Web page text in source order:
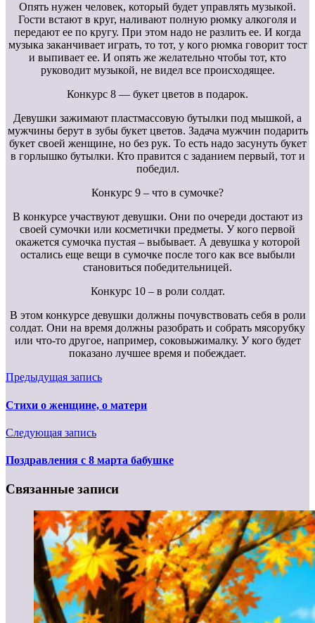
Опять нужен человек, который будет управлять музыкой.
Гости встают в круг, наливают полную рюмку алкоголя и
передают ее по кругу. При этом надо не разлить ее. И когда
музыка заканчивает играть, то тот, у кого рюмка говорит тост
и выпивает ее. И опять же желательно чтобы тот, кто
руководит музыкой, не видел все происходящее.
Конкурс 8 — букет цветов в подарок.
Девушки зажимают пластмассовую бутылки под мышкой, а
мужчины берут в зубы букет цветов. Задача мужчин подарить
букет своей женщине, но без рук. То есть надо засунуть букет
в горлышко бутылки. Кто правится с заданием первый, тот и
победил.
Конкурс 9 – что в сумочке?
В конкурсе участвуют девушки. Они по очереди достают из
своей сумочки или косметички предметы. У кого первой
окажется сумочка пустая – выбывает. А девушка у которой
остались еще вещи в сумочке после того как все выбыли
становиться победительницей.
Конкурс 10 – в роли солдат.
В этом конкурсе девушки должны почувствовать себя в роли
солдат. Они на время должны разобрать и собрать мясорубку
или что-то другое, например, соковыжималку. У кого будет
показано лучшее время и побеждает.
Предыдущая запись
Стихи о женщине, о матери
Следующая запись
Поздравления с 8 марта бабушке
Связанные записи